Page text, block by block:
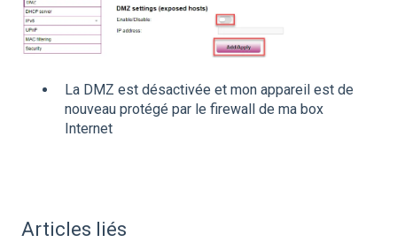
La DMZ est désactivée et mon appareil est de
nouveau protégé par le firewall de ma box
Internet
Articles liés